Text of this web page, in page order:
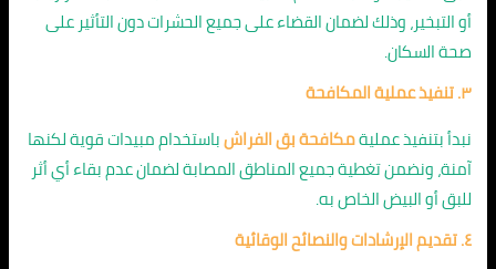
أو التبخير، وذلك لضمان القضاء على جميع الحشرات دون التأثير على
صحة السكان.
٣. تنفيذ عملية المكافحة
نبدأ بتنفيذ عمليةمكافحة بق الفراشباستخدام مبيدات قوية لكنها
آمنة، ونضمن تغطية جميع المناطق المصابة لضمان عدم بقاء أي أثر
للبق أو البيض الخاص به.
٤. تقديم الإرشادات والنصائح الوقائية